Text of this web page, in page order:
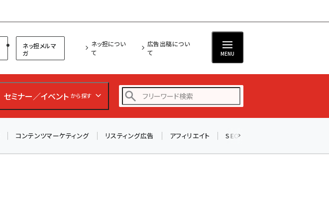
ネッ担メルマ
ガ
ネッ担につい
て
広告出稿につい
て
MENU
セミナー／イベント から探す
コンテンツマーケティング リスティング広告 アフィリエイト SEO